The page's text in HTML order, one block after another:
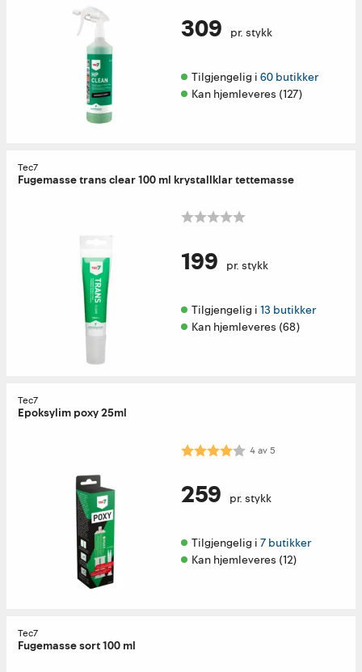
309 pr. stykk
Tilgjengelig i 60 butikker
Kan hjemleveres (127)
Tec7
Fugemasse trans clear 100 ml krystallklar tettemasse
199 pr. stykk
Tilgjengelig i 13 butikker
Kan hjemleveres (68)
Tec7
Epoksylim poxy 25ml
Karakter: 4.0 av 5 mulige
4av5
259 pr. stykk
Tilgjengelig i 7 butikker
Kan hjemleveres (12)
Tec7
Fugemasse sort 100 ml